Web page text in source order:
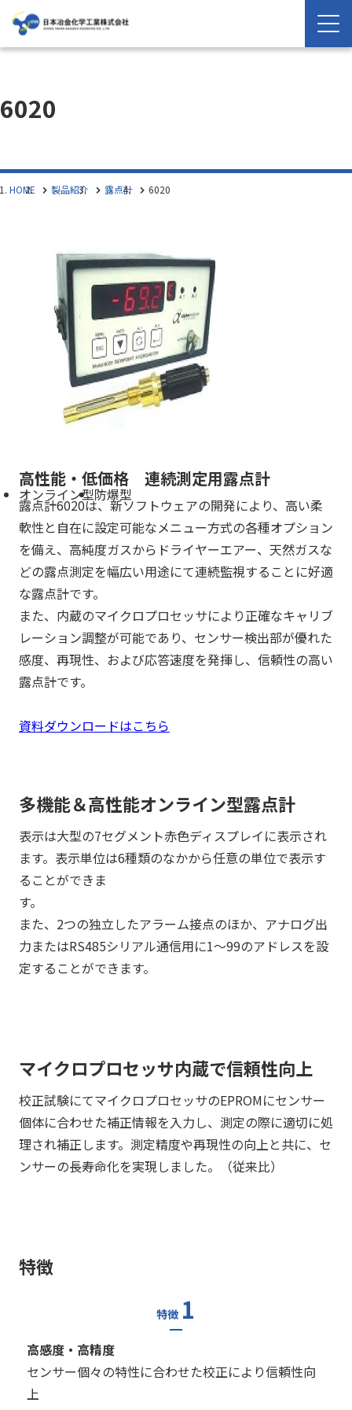
6020
HOME 製品紹介 露点計 6020
高性能・低価格 連続測定用露点計
オンライン型防爆型
露点計6020は、新ソフトウェアの開発により、高い柔
軟性と自在に設定可能なメニュー方式の各種オプション
を備え、高純度ガスからドライヤーエアー、天然ガスな
どの露点測定を幅広い用途にて連続監視することに好適
な露点計です。
また、内蔵のマイクロプロセッサにより正確なキャリブ
レーション調整が可能であり、センサー検出部が優れた
感度、再現性、および応答速度を発揮し、信頼性の高い
露点計です。
資料ダウンロードはこちら
多機能＆高性能オンライン型露点計
表示は大型の7セグメント赤色ディスプレイに表示され
ます。表示単位は6種類のなかから任意の単位で表示す
ることができま
す
また、2つの独立したアラーム接点のほか、アナログ出
力またはRS485シリアル通信用に1～99のアドレスを設
定することができます。
マイクロプロセッサ内蔵で信頼性向上
校正試験にてマイクロプロセッサのEPROMにセンサー
個体に合わせた補正情報を入力し、測定の際に適切に処
理され補正します。測定精度や再現性の向上と共に、セ
ンサーの長寿命化を実現しました。（従来比）
特徴
特徴 1
高感度・高精度
センサー個々の特性に合わせた校正により信頼性向
上